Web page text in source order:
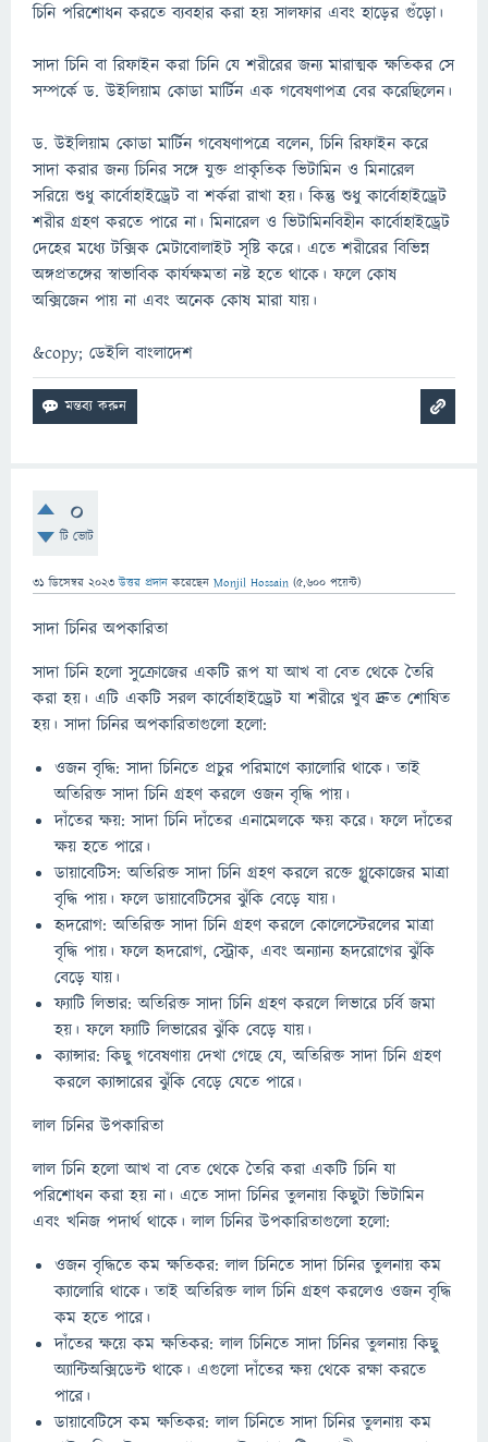
চিনি পরিশোধন করতে ব্যবহার করা হয় সালফার এবং হাড়ের গুঁড়ো।
সাদা চিনি বা রিফাইন করা চিনি যে শরীরের জন্য মারাত্মক ক্ষতিকর সে
সম্পর্কে ড. উইলিয়াম কোডা মার্টিন এক গবেষণাপত্র বের করেছিলেন।
ড. উইলিয়াম কোডা মার্টিন গবেষণাপত্রে বলেন, চিনি রিফাইন করে
সাদা করার জন্য চিনির সঙ্গে যুক্ত প্রাকৃতিক ভিটামিন ও মিনারেল
সরিয়ে শুধু কার্বোহাইড্রেট বা শর্করা রাখা হয়। কিন্তু শুধু কার্বোহাইড্রেট
শরীর গ্রহণ করতে পারে না। মিনারেল ও ভিটামিনবিহীন কার্বোহাইড্রেট
দেহের মধ্যে টক্সিক মেটাবোলাইট সৃষ্টি করে। এতে শরীরের বিভিন্ন
অঙ্গপ্রতঙ্গের স্বাভাবিক কার্যক্ষমতা নষ্ট হতে থাকে। ফলে কোষ
অক্সিজেন পায় না এবং অনেক কোষ মারা যায়।
&copy; ডেইলি বাংলাদেশ
0
টি ভোট
31 ডিসেম্বর 2023 উত্তর প্রদান করেছেন Monjil Hossain (5,600 পয়েন্ট)
সাদা চিনির অপকারিতা
সাদা চিনি হলো সুক্রোজের একটি রূপ যা আখ বা বেত থেকে তৈরি
করা হয়। এটি একটি সরল কার্বোহাইড্রেট যা শরীরে খুব দ্রুত শোষিত
হয়। সাদা চিনির অপকারিতাগুলো হলো:
ওজন বৃদ্ধি: সাদা চিনিতে প্রচুর পরিমাণে ক্যালোরি থাকে। তাই
অতিরিক্ত সাদা চিনি গ্রহণ করলে ওজন বৃদ্ধি পায়।
দাঁতের ক্ষয়: সাদা চিনি দাঁতের এনামেলকে ক্ষয় করে। ফলে দাঁতের
ক্ষয় হতে পারে।
ডায়াবেটিস: অতিরিক্ত সাদা চিনি গ্রহণ করলে রক্তে গ্লুকোজের মাত্রা
বৃদ্ধি পায়। ফলে ডায়াবেটিসের ঝুঁকি বেড়ে যায়।
হৃদরোগ: অতিরিক্ত সাদা চিনি গ্রহণ করলে কোলেস্টেরলের মাত্রা
বৃদ্ধি পায়। ফলে হৃদরোগ, স্ট্রোক, এবং অন্যান্য হৃদরোগের ঝুঁকি
বেড়ে যায়।
ফ্যাটি লিভার: অতিরিক্ত সাদা চিনি গ্রহণ করলে লিভারে চর্বি জমা
হয়। ফলে ফ্যাটি লিভারের ঝুঁকি বেড়ে যায়।
ক্যান্সার: কিছু গবেষণায় দেখা গেছে যে, অতিরিক্ত সাদা চিনি গ্রহণ
করলে ক্যান্সারের ঝুঁকি বেড়ে যেতে পারে।
লাল চিনির উপকারিতা
লাল চিনি হলো আখ বা বেত থেকে তৈরি করা একটি চিনি যা
পরিশোধন করা হয় না। এতে সাদা চিনির তুলনায় কিছুটা ভিটামিন
এবং খনিজ পদার্থ থাকে। লাল চিনির উপকারিতাগুলো হলো:
ওজন বৃদ্ধিতে কম ক্ষতিকর: লাল চিনিতে সাদা চিনির তুলনায় কম
ক্যালোরি থাকে। তাই অতিরিক্ত লাল চিনি গ্রহণ করলেও ওজন বৃদ্ধি
কম হতে পারে।
দাঁতের ক্ষয়ে কম ক্ষতিকর: লাল চিনিতে সাদা চিনির তুলনায় কিছু
অ্যান্টিঅক্সিডেন্ট থাকে। এগুলো দাঁতের ক্ষয় থেকে রক্ষা করতে
পারে।
ডায়াবেটিসে কম ক্ষতিকর: লাল চিনিতে সাদা চিনির তুলনায় কম